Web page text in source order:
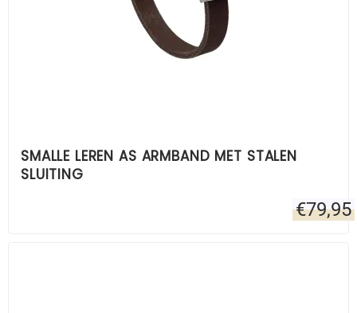
SMALLE LEREN AS ARMBAND MET STALEN
SLUITING
€79,95